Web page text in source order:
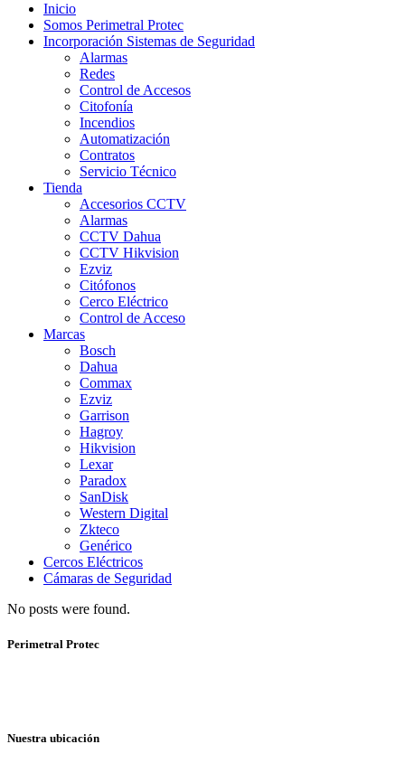
Inicio
Somos Perimetral Protec
Incorporación Sistemas de Seguridad
Alarmas
Redes
Control de Accesos
Citofonía
Incendios
Automatización
Contratos
Servicio Técnico
Tienda
Accesorios CCTV
Alarmas
CCTV Dahua
CCTV Hikvision
Ezviz
Citófonos
Cerco Eléctrico
Control de Acceso
Marcas
Bosch
Dahua
Commax
Ezviz
Garrison
Hagroy
Hikvision
Lexar
Paradox
SanDisk
Western Digital
Zkteco
Genérico
Cercos Eléctricos
Cámaras de Seguridad
No posts were found.
Perimetral Protec
Nuestra ubicación